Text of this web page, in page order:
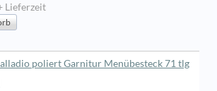
Lieferzeit
poliert Garnitur Menübesteck 71 tlg